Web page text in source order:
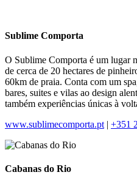
Sublime Comporta
O Sublime Comporta é um lugar
de cerca de 20 hectares de
60km de praia. Conta com um
bares, suites e vilas ao design
também experiências únicas à
www.sublimecomporta.pt | +351
Cabanas do Rio